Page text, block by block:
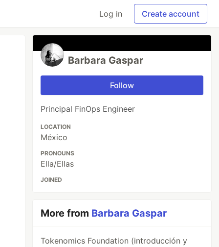
Log in Create account
Barbara Gaspar
Follow
Principal FinOps Engineer
LOCATION
México
PRONOUNS
Ella/Ellas
JOINED
More from Barbara Gaspar
Tokenomics Foundation (introducción y